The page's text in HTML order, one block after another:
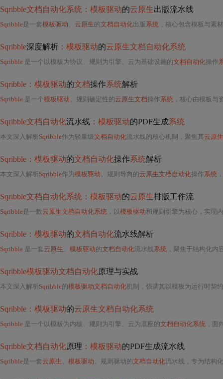
Sqribble文档自动化系统：模板驱动的云原生出版流水线
Sqribble是一套模板驱动 、 云原生的文档自动化出版 系统 ，核心包含模板与素材库、内容摄
Sqribble深度解析 ：模板驱动的云原生文档自动化系统
Sqribble 是一个以模板为协议、规则为引擎、云为基础设施的文档自动化操作
Sqribble：模板驱动的文档操作系统解析
Sqribble 是一个模板驱动 、规则确定性的云原生文档操作系统 ，核心由模板与资产库、内容摄取与结构化引擎、布局与渲染引擎、交互式编辑器与导出层四大支柱构成。它通过参数化模板
Sqribble文档自动化流水线 ：模板驱动的PDF生成系统
本文深入解析Sqribble作为轻量级文档自动化流水线的核心机制，聚焦其云原生
Sqribble：模板驱动的文档自动化操作系统解析
本文深入解析Sqribble作为模板驱动 、规则导向的云原生文档自动化操作系统
Sqribble文档自动化系统：模板驱动的云原生排版工作流
Sqribble是一款云原生文档自动化系统 ，以模板驱动和规则引擎为核心，实现内容到专业PDF的高效转化。其架构包含模板与资产库、内容摄取与转换引
Sqribble：模板驱动的文档自动化流水线解析
Sqribble 是一套云原生 、 模板驱动的文档自动化流水线系统 ，聚焦于结构化内容的高效出版。其核心由模板
Sqribble模板驱动文档自动化原理与实战
本文深入解析Sqribble的模板驱动文档自动化机制，强调其以模板为运行时契
Sqribble：模板驱动的云原生文档自动化系统
Sqribble 是一个以模板为内核、规则为引擎、云为底座的文档自动化系统 ，面向市场运营、知识服
Sqribble文档自动化原理 ：模板驱动的PDF生成流水线
Sqribble是一套云原生 、 模板驱动 、规则驱动的文档自动化流水线，专为结构